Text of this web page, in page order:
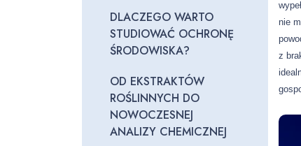
DLACZEGO WARTO
STUDIOWAĆ OCHRONĘ
ŚRODOWISKA?
OD EKSTRAKTÓW
ROŚLINNYCH DO
NOWOCZESNEJ
ANALIZY CHEMICZNEJ
nie
z